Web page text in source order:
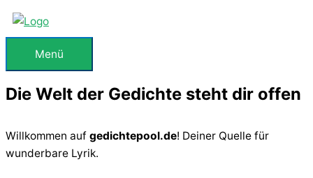
Zum
Inhalt
springenMenü
Menü
Die Welt der Gedichte steht dir offen
Willkommen auf gedichtepool.de! Deiner Quelle für
wunderbare Lyrik.